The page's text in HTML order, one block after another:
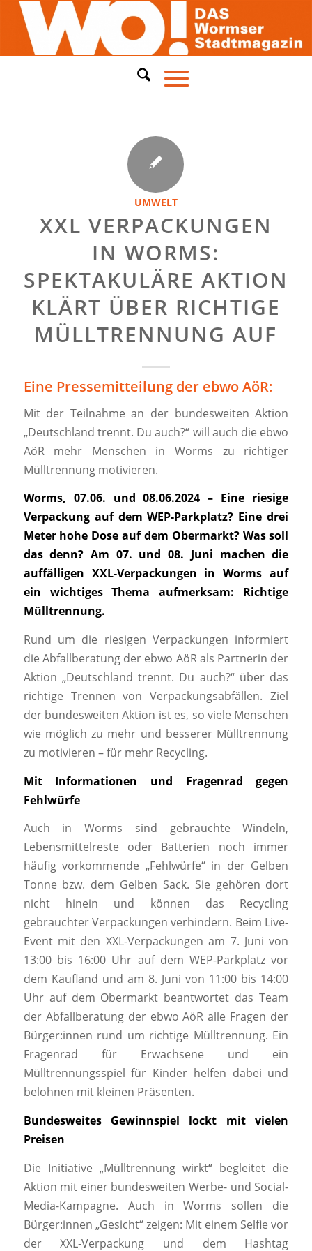
UMWELT
XXL VERPACKUNGEN
IN WORMS:
SPEKTAKULÄRE AKTION
KLÄRT ÜBER RICHTIGE
MÜLLTRENNUNG AUF
Eine Pressemitteilung der ebwo AöR:
Mit der Teilnahme an der bundesweiten Aktion
„Deutschland trennt. Du auch?“ will auch die ebwo
AöR mehr Menschen in Worms zu richtiger
Mülltrennung motivieren.
Worms, 07.06. und 08.06.2024 – Eine riesige
Verpackung auf dem WEP-Parkplatz? Eine drei
Meter hohe Dose auf dem Obermarkt? Was soll
das denn? Am 07. und 08. Juni machen die
auffälligen XXL-Verpackungen in Worms auf
ein wichtiges Thema aufmerksam: Richtige
Mülltrennung.
Rund um die riesigen Verpackungen informiert
die Abfallberatung der ebwo AöR als Partnerin der
Aktion „Deutschland trennt. Du auch?“ über das
richtige Trennen von Verpackungsabfällen. Ziel
der bundesweiten Aktion ist es, so viele Menschen
wie möglich zu mehr und besserer Mülltrennung
zu motivieren – für mehr Recycling.
Mit Informationen und Fragenrad gegen
Fehlwürfe
Auch in Worms sind gebrauchte Windeln,
Lebensmittelreste oder Batterien noch immer
häufig vorkommende „Fehlwürfe“ in der Gelben
Tonne bzw. dem Gelben Sack. Sie gehören dort
nicht hinein und können das Recycling
gebrauchter Verpackungen verhindern. Beim Live-
Event mit den XXL-Verpackungen am 7. Juni von
13:00 bis 16:00 Uhr auf dem WEP-Parkplatz vor
dem Kaufland und am 8. Juni von 11:00 bis 14:00
Uhr auf dem Obermarkt beantwortet das Team
der Abfallberatung der ebwo AöR alle Fragen der
Bürger:innen rund um richtige Mülltrennung. Ein
Fragenrad für Erwachsene und ein
Mülltrennungsspiel für Kinder helfen dabei und
belohnen mit kleinen Präsenten.
Bundesweites Gewinnspiel lockt mit vielen
Preisen
Die Initiative „Mülltrennung wirkt“ begleitet die
Aktion mit einer bundesweiten Werbe- und Social-
Media-Kampagne. Auch in Worms sollen die
Bürger:innen „Gesicht“ zeigen: Mit einem Selfie vor
der XXL-Verpackung und dem Hashtag